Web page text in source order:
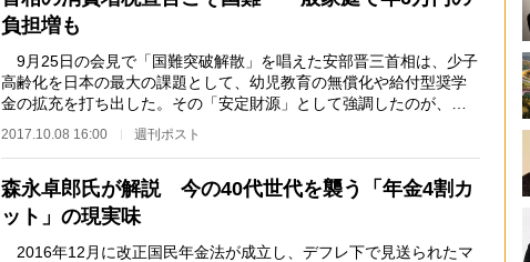
負担増も
9月25日の会見で「国難突破解散」を唱えた安部晋三首相は、少子
高齢化を日本の最大の課題として、幼児教育の無償化や給付型奨学
金の拡充を打ち出した。その「安定財源」として強調したのが、
2019年10月に予定され…
2017.10.08 16:00 週刊ポスト
森永卓郎氏が解説 今の40代世代を襲う「年金4割カ
ット」の現実味
2016年12月に改正国民年金法が成立し、デフレ下で見送られたマ